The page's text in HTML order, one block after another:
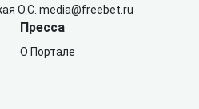
О.С. media@freebet.ru
Пресса
О Портале